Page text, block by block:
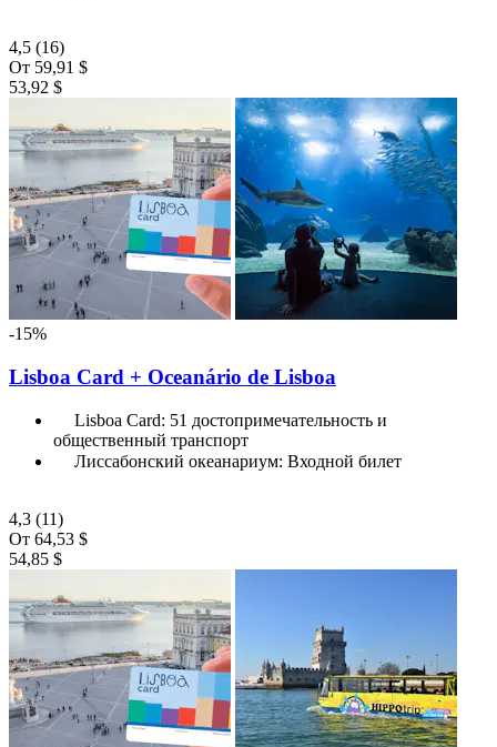
4,5 (16)
От 59,91 $
53,92 $
-15%
Lisboa Card + Oceanário de Lisboa
Lisboa Card: 51 достопримечательность и
общественный транспорт
Лиссабонский океанариум: Входной билет
4,3 (11)
От 64,53 $
54,85 $